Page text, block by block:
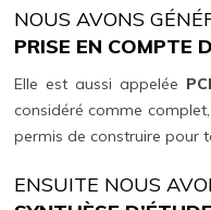
NOUS AVONS
PRISE EN COMPTE
Elle est aussi appelée
considéré comme
permis de construire pour
ENSUITE NOUS